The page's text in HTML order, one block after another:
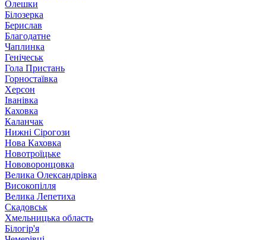
Олешки
Білозерка
Берислав
Благодатне
Чаплинка
Генічеськ
Гола Пристань
Горностаївка
Херсон
Іванівка
Каховка
Каланчак
Нижні Сірогози
Нова Каховка
Новотроїцьке
Нововоронцовка
Велика Олександрівка
Високопілля
Велика Лепетиха
Скадовськ
Хмельницька область
Білогір'я